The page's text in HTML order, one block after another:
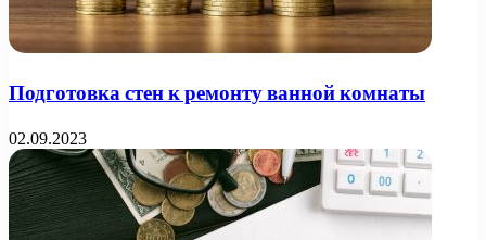
Подготовка стен к ремонту ванной комнаты
02.09.2023